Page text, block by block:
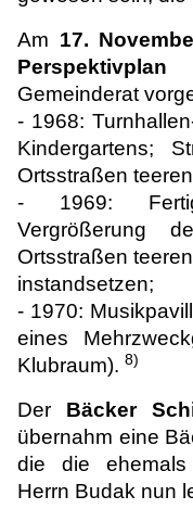
Am 17.
Perspektivplan
Gemeinderat
- 1968:
Kindergartens;
Ortsstraßen
- 1969:
Vergrößerung
Ortsstraßen
instandsetzen;
- 1970:
eines
Klubraum).8)
Der Bäcker
übernahm eine
die die
Herrn Budak nun